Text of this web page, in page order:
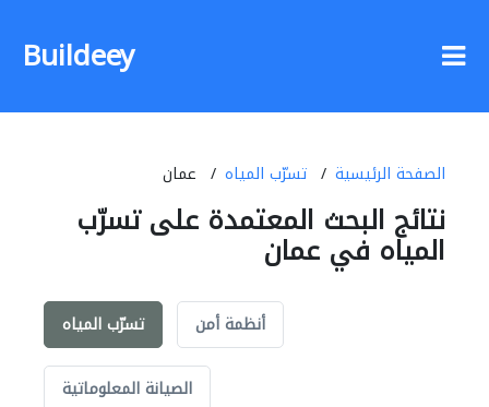
Buildeey
الصفحة الرئيسية تسرّب المياه عمان
نتائج البحث المعتمدة على تسرّب
المياه في عمان
تسرّب المياه أنظمة أمن
الصيانة المعلوماتية